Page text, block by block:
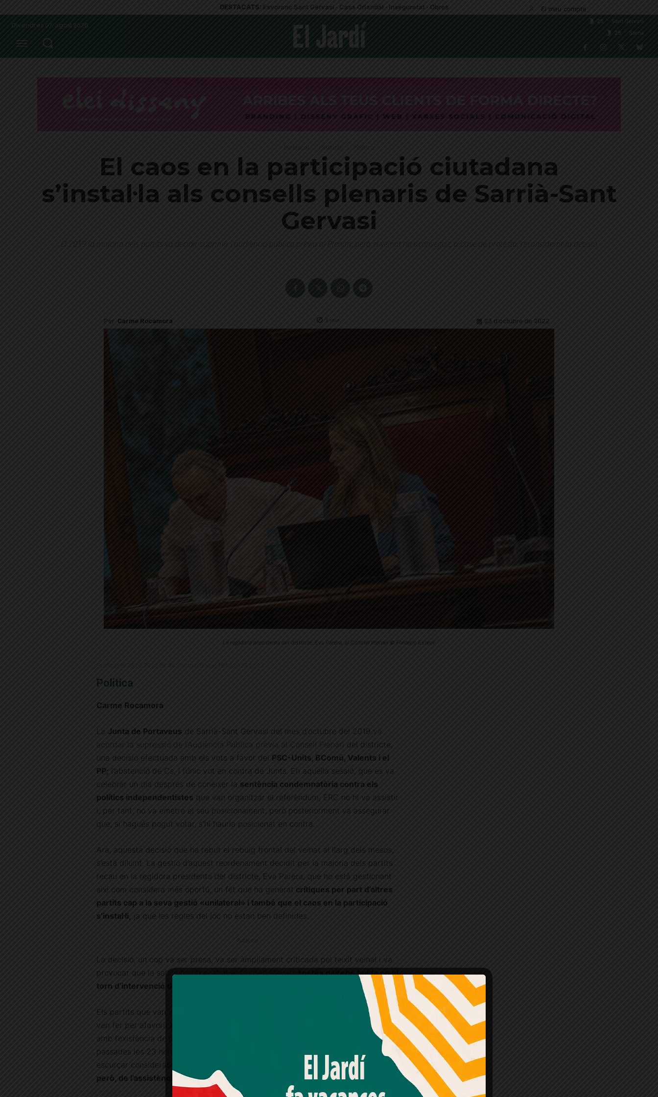
DESTACATS: Esvoranc Sant Gervasi · Casa Orlandai · Inseguretat · Obres El meu compte
Divendres 07, agost 2026
25
Sant Gervasi
25
Sarrià
Destacat Política
El caos en la participació ciutadana
s’instal·la als consells plenaris de Sarrià-Sant
Gervasi
El 2019 la majoria dels partits va decidir suprimir l'audiència pública prèvia al Plenari, però el veïnat ha aconseguit, a base de protesta, reconsiderar la decisió
Per Carme Rocamora 3 min. 23 d'octubre de 2022
La regidora presidenta del districte, Eva Parera, al Consell Plenari © Frederic Esteve
Política
Carme Rocamora
La Junta de Portaveus de Sarrià-Sant Gervasi del mes d’octubre del 2019 va
acordar la supressió de l’Audiència Pública prèvia al Consell Plenari del districte,
una decisió efectuada amb els vots a favor del PSC-Units, BComú, Valents i el
PP; l’abstenció de Cs, i l’únic vot en contra de Junts. En aquella sessió, que es va
celebrar un dia després de conèixer la sentència condemnatòria contra els
polítics independentistes que van organitzar el referèndum, ERC no hi va assistir
i, per tant, no va emetre el seu posicionament, però posteriorment va assegurar
que, si hagués pogut votar, s’hi hauria posicionat en contra.
Ara, aquesta decisió que ha rebut el rebuig frontal del veïnat al llarg dels mesos,
s’està diluint. La gestió d’aquest reordenament decidit per la majoria dels partits
recau en la regidora presidenta del districte, Eva Parera, que ho està gestionant
així com considera més oportú, un fet que ha generat crítiques per part d’altres
partits cap a la seva gestió «unilateral» i també que el caos en la participació
s’instal·li, ja que les regles del joc no estan ben definides.
La decisió, un cop va ser presa, va ser àmpliament criticada pel teixit veïnal i va
provocar que la sala, un cop acabat el Consell Plenari,restés gairebé buida en el
torn d’intervenció dels veïns
Els partits que van votar a favor d’aquest reordenament, també el de Parera, ho
van fer per afavorir la «
. El cert és que els consells plenaris,
amb l’existència de les audiències públiques, s’han arribat a allargar fins
passades les 23 hores de la nit. Quan aquesta decisió va ser presa, les va
escurçar considerablement i van acabar a hores acceptables,
en detriment,
però, de l’assistència i participació veïnal
Amb el seu acord, nosaltres fem servir galetes o
tecnologies similars per emmagatzemar, accedir i
processar dades personals com la seva visita a aquest lloc
web. Pot retirar el seu consentiment o oposar-se al
processament de dades basat en interessos legítims en
qualsevol moment fent clic a "Ajustos de cookies" o a la
nostra Política de privacitat en aquest lloc web. Si cliques
"acceptar" dones el teu consentiment